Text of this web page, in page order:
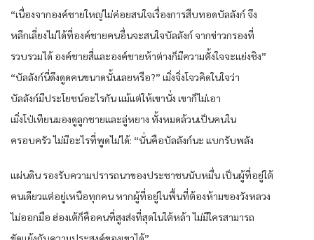
“เนื่องจากองค์ชายใหญ่ไม่ค่อยสนใจเรื่องการสืบทอดบัลลังก์ จึง
หลีกเลี่ยงไม่ได้ที่องค์ชายคนอื่นจะสนใจบัลลังก์ จากข่าวกรองที่
รวบรวมได้ องค์ชายสี่และองค์ชายห้าต่างก็มีความตั้งใจจะแย่งชิง”
“บัลลังก์นี่ดึงดูดคนขนาดนั้นเลยหรือ?” เมิ่งจิ่งโจวคิดในใจว่า
บัลลังก์มีประโยชน์อะไรกัน แม้แต่ให้เขานั่ง เขาก็ไม่เอา
เมิ่งโป่เทียนมองดูลูกชายและลู่หยาง ทั้งหมดล้วนเป็นคนใน
ครอบครัว ไม่มีอะไรที่พูดไม่ได้: “นั่นคือบัลลังก์นะ แบกรับพลัง
แผ่นดิน รองรับความปรารถนาของประชาชนนับหมื่น เป็นผู้ที่อยู่ใต้
คนเดียวแต่อยู่เหนือทุกคน หากผู้ที่อยู่ในพื้นที่ต้องห้ามของวังหลวง
ไม่ออกมือ ฮ่องเต้ก็คือคนที่สูงส่งที่สุดในใต้หล้า ไม่มีใครสามารถ